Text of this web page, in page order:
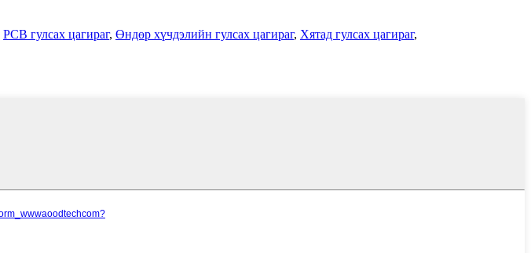
PCB гулсах цагираг, Өндөр хүчдэлийн гулсах цагираг, Хятад гулсах цагираг,